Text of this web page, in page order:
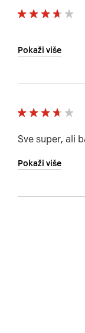
Pokaži više
Sve super, ali
Pokaži više